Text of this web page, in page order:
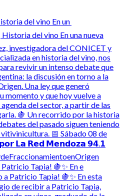
del vino En un
Tapia! 🍇✨ En e